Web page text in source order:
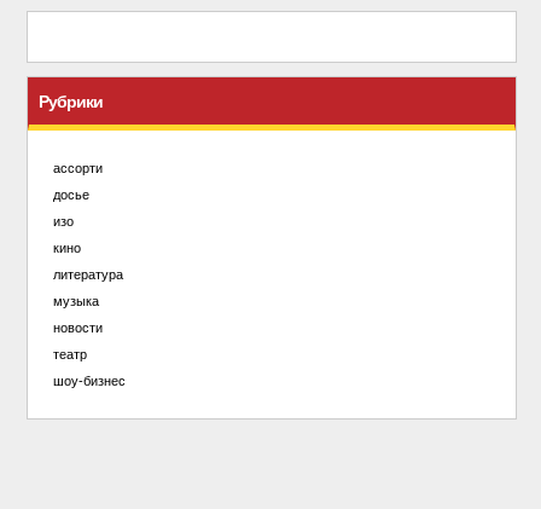
Рубрики
ассорти
досье
изо
кино
литература
музыка
новости
театр
шоу-бизнес